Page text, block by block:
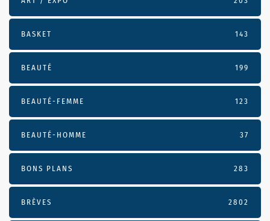
BASKET 143
BEAUTÉ 199
BEAUTÉ-FEMME 123
BEAUTÉ-HOMME 37
BONS PLANS 283
BRÈVES 2802